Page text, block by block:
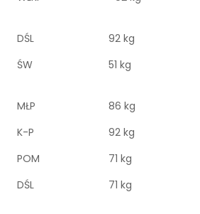
DŚL 92 kg
ŚW
51 kg
MŁP 86 kg
K-P
92 kg
POM
71 kg
DŚL
71 kg